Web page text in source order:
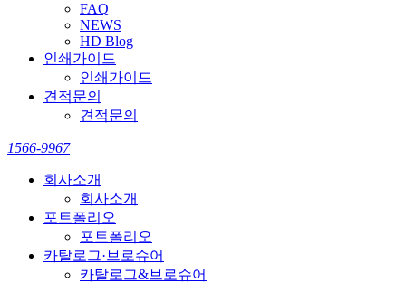
FAQ
NEWS
HD Blog
인쇄가이드
인쇄가이드
견적문의
견적문의
1566-9967
회사소개
회사소개
포트폴리오
포트폴리오
카탈로그·브로슈어
카탈로그&브로슈어